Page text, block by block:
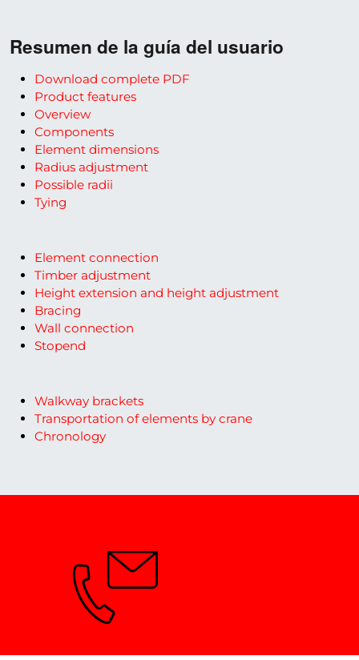
Resumen de la guía del usuario
Download complete PDF
Product features
Overview
Components
Element dimensions
Radius adjustment
Possible radii
Tying
Element connection
Timber adjustment
Height extension and height adjustment
Bracing
Wall connection
Stopend
Walkway brackets
Transportation of elements by crane
Chronology